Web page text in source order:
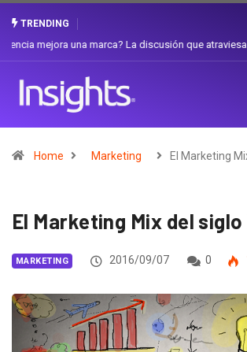
TRENDING
Gabriela Herrera y el arte de cambiarse el
Home Marketing El Marketing
El Marketing Mix del siglo
MARKETING 2016/09/07 0